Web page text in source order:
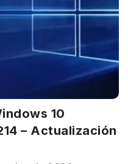
10
– Actualización